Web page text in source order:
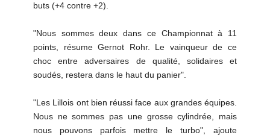
buts (+4 contre +2).
"Nous sommes deux dans ce Championnat à 11
points, résume Gernot Rohr. Le vainqueur de ce
choc entre adversaires de qualité, solidaires et
soudés, restera dans le haut du panier".
"Les Lillois ont bien réussi face aux grandes équipes.
Nous ne sommes pas une grosse cylindrée, mais
nous pouvons parfois mettre le turbo", ajoute